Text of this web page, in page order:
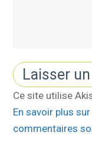
Ce site utilise
En savoir plus
commentaires